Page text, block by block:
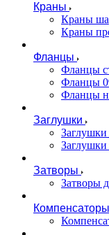
Краны
Краны
Краны
Фланцы
Фланцы
Фланцы
Фланцы
Заглушки
Затворы
Затворы
Компенсаторы